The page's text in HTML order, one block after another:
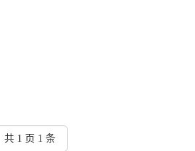
共 1 页 1 条